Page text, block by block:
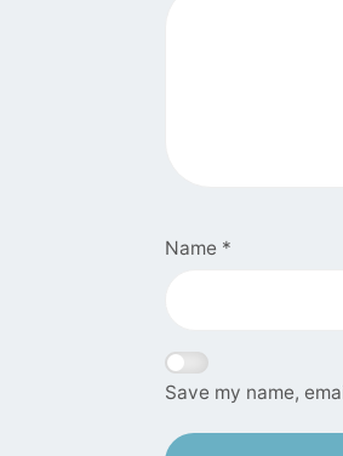
Name *
Save my name,